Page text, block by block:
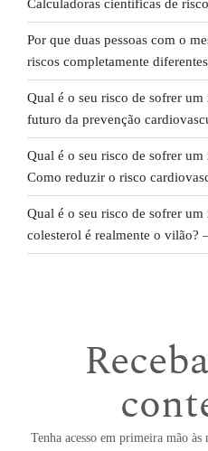
Calculadoras científicas de risco
Por que duas pessoas com o
riscos completamente
Qual é o seu risco de sofrer
futuro da prevenção
Qual é o seu risco de sofrer
Como reduzir o risco
Qual é o seu risco de sofrer
colesterol é realmente o vilão?
Tenha acesso em primeira mão às